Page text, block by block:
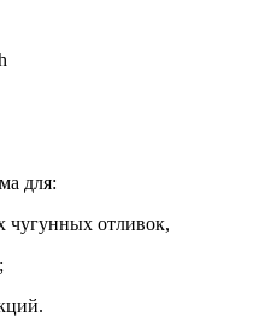
для:
отливок,